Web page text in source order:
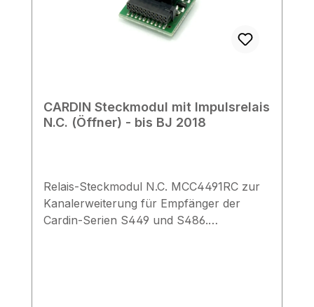
CARDIN Steckmodul mit Impulsrelais
N.C. (Öffner) - bis BJ 2018
Relais-Steckmodul N.C. MCC4491RC zur
Kanalerweiterung für Empfänger der
Cardin-Serien S449 und S486.